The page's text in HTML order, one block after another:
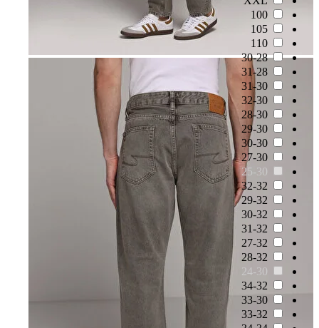
100
105
110
30-28
31-28
31-30
32-30
28-30
29-30
30-30
27-30
25-30
32-32
29-32
30-32
31-32
27-32
28-32
24-30
34-32
33-30
33-32